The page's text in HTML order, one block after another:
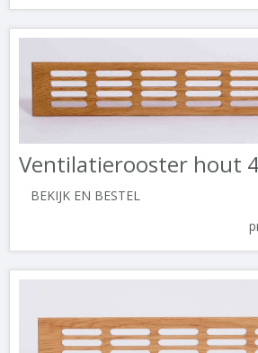
Ventilatierooster hout
BEKIJK EN BESTEL